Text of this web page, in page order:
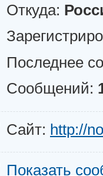
Откуда:
Последнее
Сообщений:
Сайт: http://
Показать